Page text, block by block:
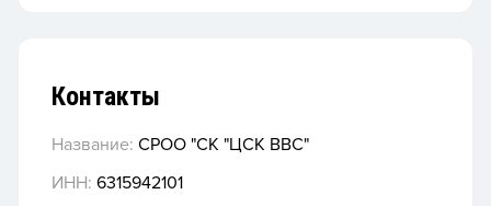
Контакты
Название: СРОО "СК "ЦСК ВВС"
ИНН: 6315942101